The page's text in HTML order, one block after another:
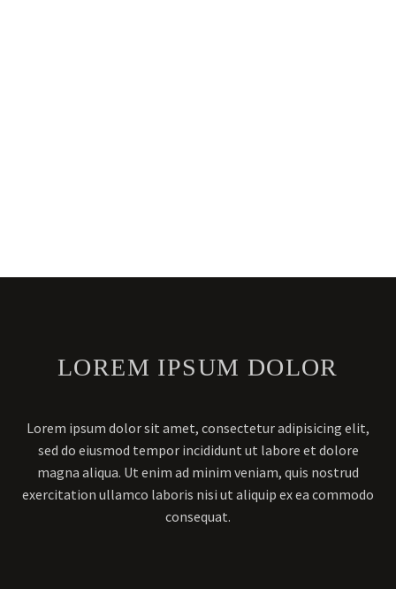
LOREM IPSUM DOLOR
Lorem ipsum dolor sit amet, consectetur adipisicing elit,
sed do eiusmod tempor incididunt ut labore et dolore
magna aliqua. Ut enim ad minim veniam, quis nostrud
exercitation ullamco laboris nisi ut aliquip ex ea commodo
consequat.